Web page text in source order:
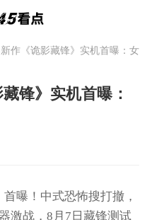
作《诡影藏锋》实机首曝：女
锋》实机首曝：
曝！中式恐怖搜打撤，
激战，8月7日藏锋测试